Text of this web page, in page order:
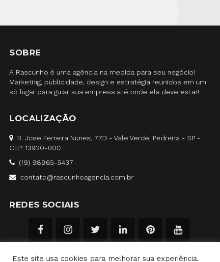
SOBRE
A Rascunho é uma agência na medida para seu negócio!
Marketing, publicidade, design e estratégia reunidos em um
só lugar para guiar sua empresa até onde ela deve estar!
LOCALIZAÇÃO
R. Jose Ferreira Nunes, 77D - Vale Verde, Pedreira - SP -
CEP: 13920-000
(19) 98965-5437
contato@rascunhoagencia.com.br
REDES SOCIAIS
Este site usa cookies para melhorar sua experiência.